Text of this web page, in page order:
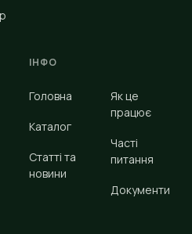
ІНФО
Головна
Каталог
Статті та
новини
Як це
працює
Часті
питання
Документи